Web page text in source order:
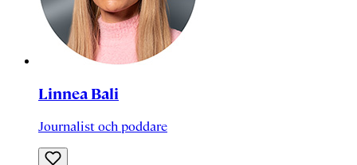
Linnea Bali
Journalist och poddare